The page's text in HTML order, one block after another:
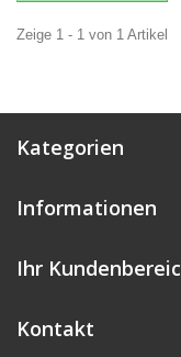
Zeige 1 - 1 von 1 Artikel
Kategorien
Informationen
Ihr
Kontakt